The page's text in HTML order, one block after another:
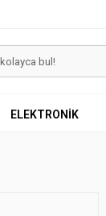
ELEKTRONİK